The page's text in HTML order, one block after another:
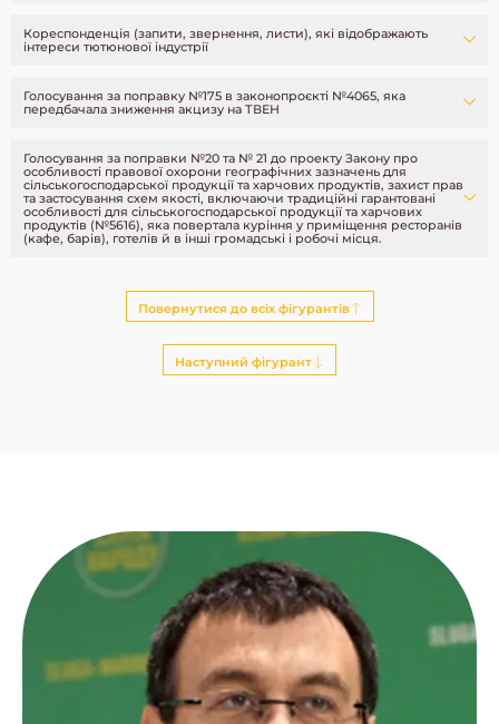
Кореспонденція (запити, звернення, листи), які відображають
інтереси тютюнової індустрії
Голосування за поправку №175 в законопроєкті №4065, яка
передбачала зниження акцизу на ТВЕН
Голосування за поправки №20 та № 21 до проекту Закону про
особливості правової охорони географічних зазначень для
сільськогосподарської продукції та харчових продуктів, захист прав
та застосування схем якості, включаючи традиційні гарантовані
особливості для сільськогосподарської продукції та харчових
продуктів (№5616), яка повертала куріння у приміщення ресторанів
(кафе, барів), готелів й в інші громадські і робочі місця.
Повернутися до всіх фігурантів
Наступний фігурант